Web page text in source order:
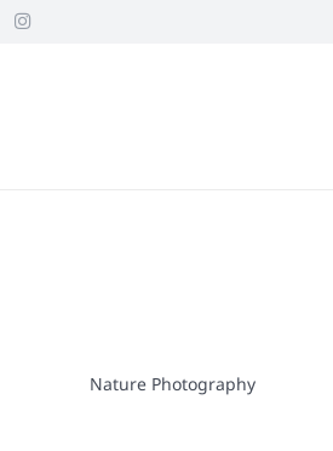
Nature Photography